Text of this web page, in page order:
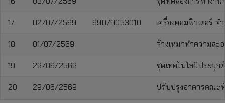
17 02/07/2569 69079053010 เครื่องคอมพิวเตอร์ จ
18 01/07/2569 จ้างเหมาทำความส
19 29/06/2569 ชุดเทคโนโลยีประยุ
20 29/06/2569 ปรับปรุงอาคารคณะ